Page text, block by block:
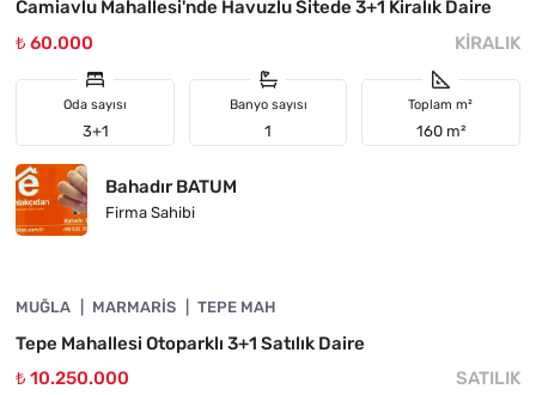
Camiavlu Mahallesi'nde Havuzlu Sitede 3+1 Kiralık Daire
₺ 60.000
KIRALIK
Oda sayısı
3+1
Banyo sayısı
1
Toplam m²
160 m²
Bahadır BATUM
Firma Sahibi
ÖNE ÇIKAN
MUĞLA MARMARIS TEPE MAH
Tepe Mahallesi Otoparklı 3+1 Satılık Daire
₺ 10.250.000
SATILIK